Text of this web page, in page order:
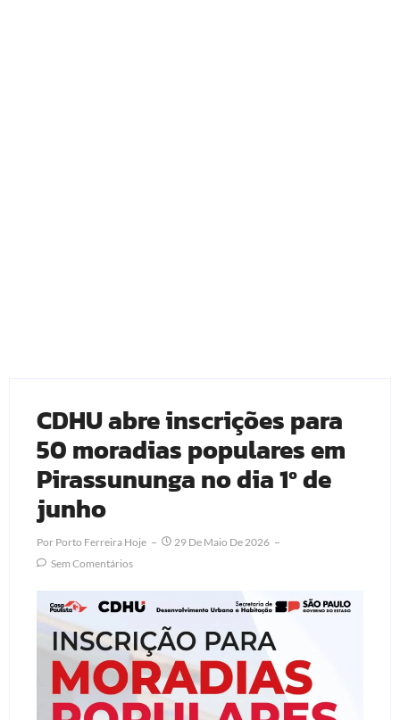
CDHU abre inscrições para
50 moradias populares em
Pirassununga no dia 1º de
junho
Por Porto Ferreira Hoje
29 De Maio De 2026
Sem Comentários